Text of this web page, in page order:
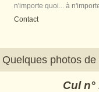
n'importe quoi... à
Contact
Quelques photos de
Cul n°